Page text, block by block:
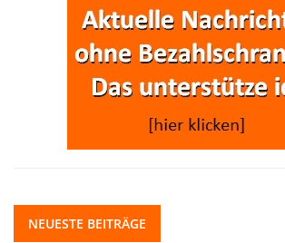
NEUESTE BEITRÄGE